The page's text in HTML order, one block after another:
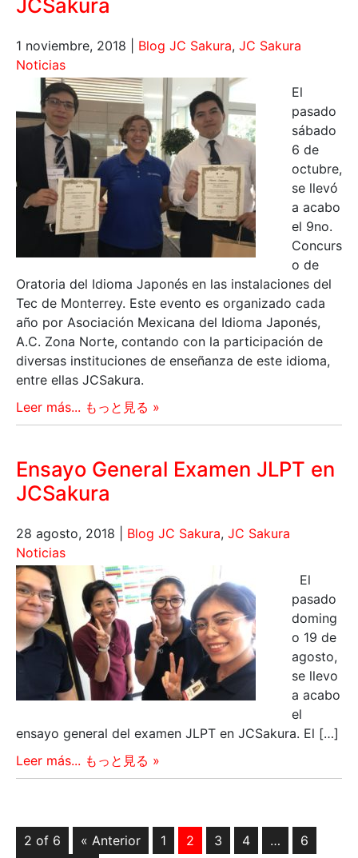
1 noviembre, 2018 Blog JC Sakura, JC Sakura
Noticias
El
pasado
sábado
6 de
octubre,
se llevó
a acabo
el 9no.
Concurs
o de
Oratoria del Idioma Japonés en las instalaciones del
Tec de Monterrey. Este evento es organizado cada
año por Asociación Mexicana del Idioma Japonés,
A.C. Zona Norte, contando con la participación de
diversas instituciones de enseñanza de este idioma,
entre ellas JCSakura.
Leer más... もっと見る »
Ensayo General Examen JLPT en
JCSakura
28 agosto, 2018 Blog JC Sakura, JC Sakura
Noticias
El
pasado
doming
o 19 de
agosto,
se llevo
a acabo
el
ensayo general del examen JLPT en JCSakura. El […]
Leer más... もっと見る »
2 of 6 « Anterior 1 2 3 4 …
6